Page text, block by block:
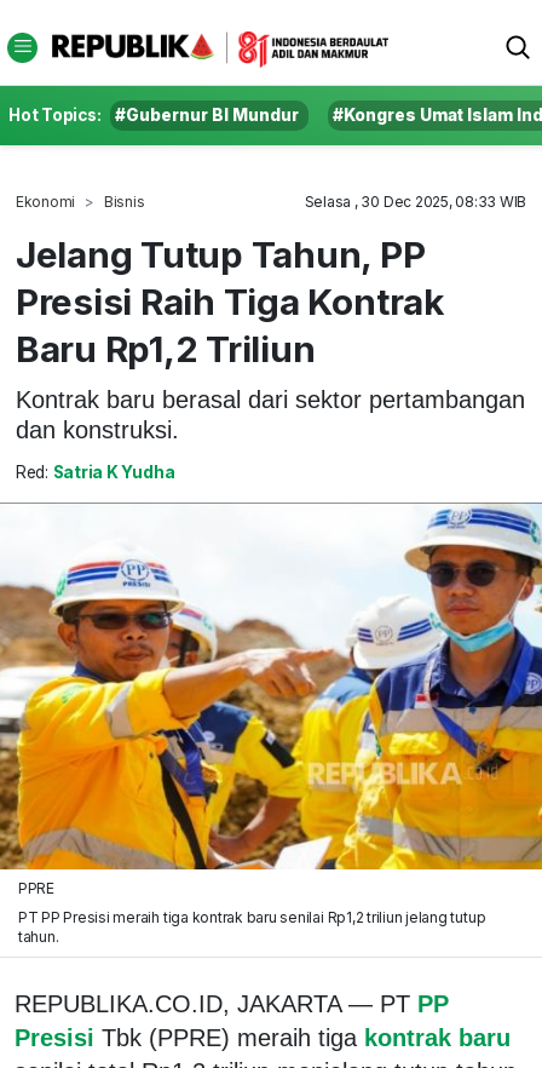
Hot Topics: #Gubernur BI Mundur #Kongres Umat Islam
Ekonomi Bisnis Selasa , 30 Dec 2025, 08:33 WIB
Jelang Tutup Tahun, PP
Presisi Raih Tiga Kontrak
Baru Rp1,2 Triliun
Kontrak baru berasal dari sektor pertambangan
dan konstruksi.
Red: Satria K Yudha
PPRE
PT PP Presisi meraih tiga kontrak baru senilai Rp1,2 triliun jelang tutup
tahun.
REPUBLIKA.CO.ID, JAKARTA — PT PP
Presisi Tbk (PPRE) meraih tiga kontrak baru